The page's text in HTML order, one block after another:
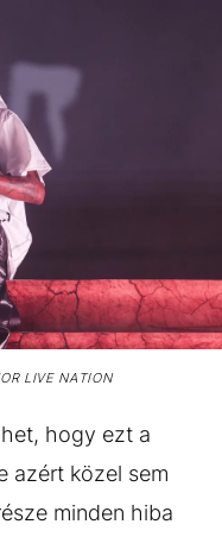
LIVE NATION
hogy ezt a
azért közel sem
minden hiba